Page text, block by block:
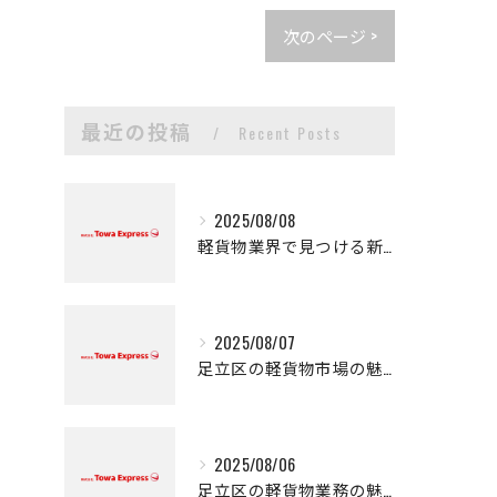
次のページ >
最近の投稿 Recent Posts
2025/08/08
軽貨物業界で見つける新たなキャリアの可能性
2025/08/07
足立区の軽貨物市場の魅力
2025/08/06
足立区の軽貨物業務の魅力